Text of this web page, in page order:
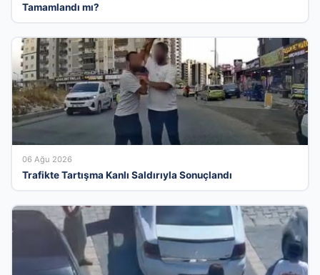
Tamamlandı mı?
06 Ağu 2026
Trafikte Tartışma Kanlı Saldırıyla Sonuçlandı